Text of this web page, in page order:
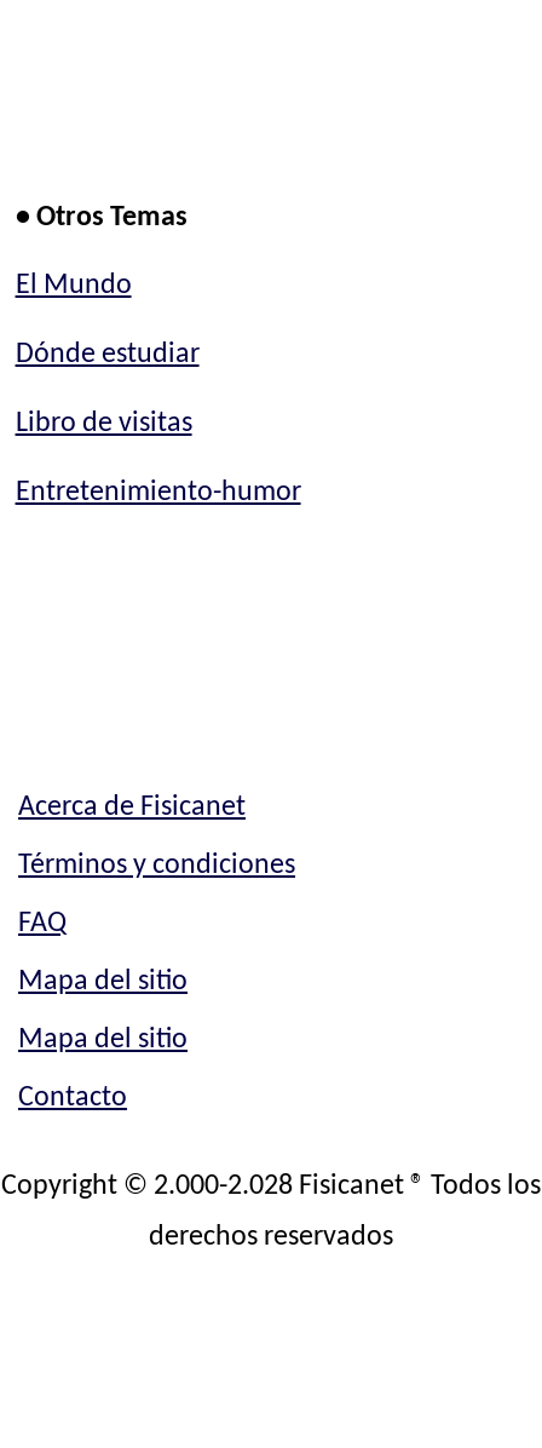
• Otros Temas
El Mundo
Dónde estudiar
Libro de visitas
Entretenimiento-humor
Acerca de Fisicanet
Términos y condiciones
FAQ
Mapa del sitio
Mapa del sitio
Contacto
Copyright © 2.000-2.028 Fisicanet ® Todos los
derechos reservados